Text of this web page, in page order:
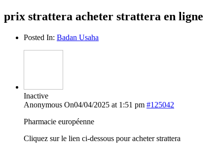
prix strattera acheter strattera en ligne
Posted In: Badan Usaha
Inactive
Anonymous On04/04/2025 at 1:51 pm #125042
Pharmacie européenne
Cliquez sur le lien ci-dessous pour acheter strattera